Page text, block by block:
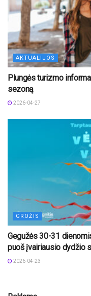
AKTUALIJOS
Plungės turizmo
sezoną
2026-04-27
GROŽIS
Gegužės 30-31
puoš įvairiausio dydžio
2026-04-23